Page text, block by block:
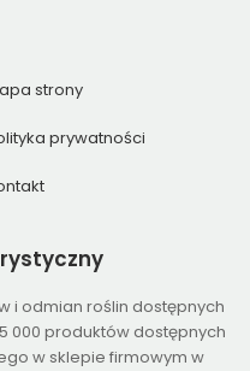
strony
prywatności
i odmian roślin dostępnych
000 produktów dostępnych
w sklepie firmowym w